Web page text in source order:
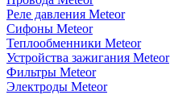
Реле давления Meteor
Сифоны Meteor
Теплообменники Meteor
Устройства зажигания Meteor
Фильтры Meteor
Электроды Meteor